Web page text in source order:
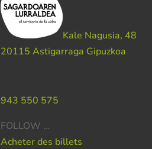
Kale Nagusia, 48
20115 Astigarraga Gipuzkoa
943 550 575
FOLLOW …
Acheter des billets